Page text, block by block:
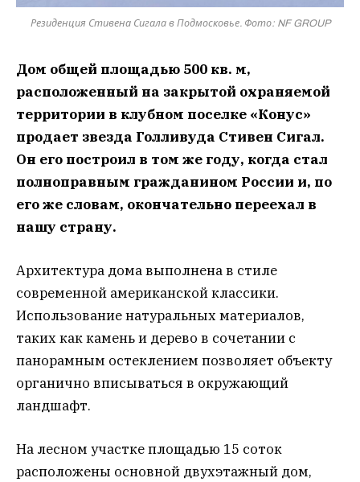
Резиденция Стивена Сигала в Подмосковье. Фото: NF GROUP
Дом общей площадью 500 кв. м,
расположенный на закрытой охраняемой
территории в клубном поселке «Конус»
продает звезда Голливуда Стивен Сигал.
Он его построил в том же году, когда стал
полноправным гражданином России и, по
его же словам, окончательно переехал в
нашу страну.
Архитектура дома выполнена в стиле
современной американской классики.
Использование натуральных материалов,
таких как камень и дерево в сочетании с
панорамным остеклением позволяет объекту
органично вписываться в окружающий
ландшафт.
На лесном участке площадью 15 соток
расположены основной двухэтажный дом,